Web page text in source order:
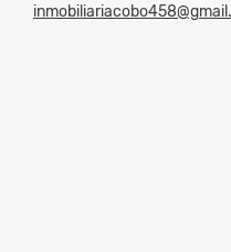
inmobiliariacobo458@gmail.com